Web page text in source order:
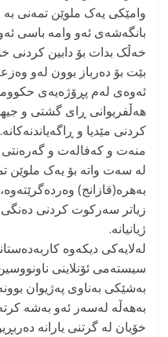
وامێکی یەک ملوێن تمەنی
بانگەشەی ئەو وامە باسی
خەڵک بدات بۆ دابین کردنی
بێت بۆ دەرباز بوون لەو
ئەوەی لەم پڕۆژەیەی
هەڵفریوانی ڕای گشتی و
کردنی مێدیا و
بەهرە(قازانج)
زیاتر سەرکوت کردنی
ژیانیانە.
لەلایەکی دیکەوە
سیستەمی ئۆنلاینی
بەشێکی بەناوی پەژیوان
بەهەڵە لەسەر ئەو بەشە
خۆیان لە گرتنی یارانە